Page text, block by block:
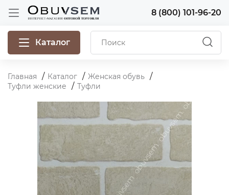
8 (800) 101-96-20
Каталог
Главная Каталог
Женская обувь
Туфли женские
Туфли